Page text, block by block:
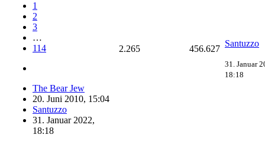
1
2
3
…
114
The Bear Jew
20. Juni 2010, 15:04
Santuzzo
31. Januar 2022,
18:18
2.265 456.627
Santuzzo
31. Januar
18:18